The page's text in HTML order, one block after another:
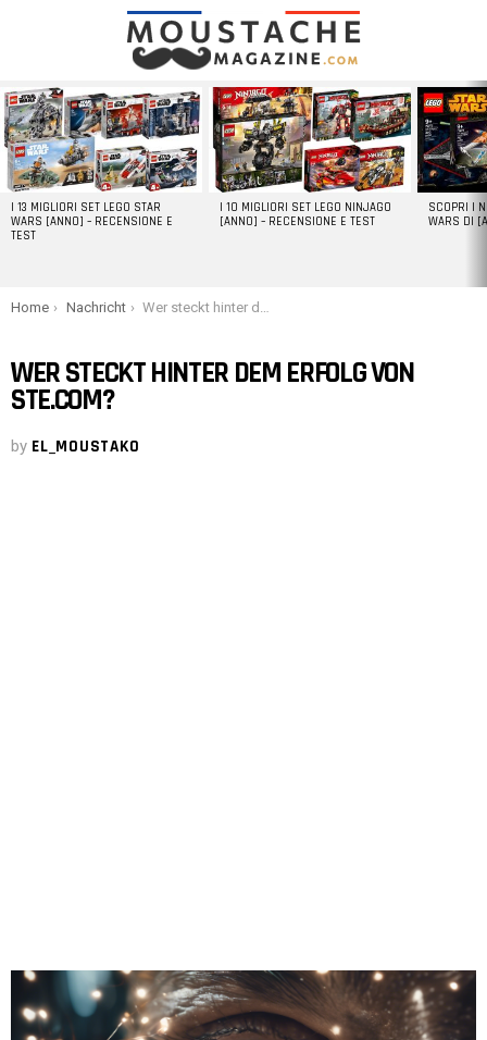
LATEST
STORIES
I 13 MIGLIORI SET LEGO STAR
WARS [ANNO] – RECENSIONE E
TEST
I 10 MIGLIORI SET LEGO NINJAGO
[ANNO] – RECENSIONE E TEST
SCOPRI I
WARS DI
You are here:
Home Nachricht Wer steckt hinter dem Erfolg von ste.com?
WER STECKT HINTER DEM ERFOLG VON
STE.COM?
by EL_MOUSTAKO